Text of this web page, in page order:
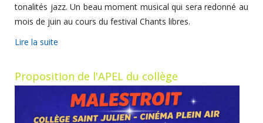
tonalités jazz. Un beau moment musical qui sera redonné au
mois de juin au cours du festival Chants libres.
Lire la suite
Proposition de l'APEL du collège